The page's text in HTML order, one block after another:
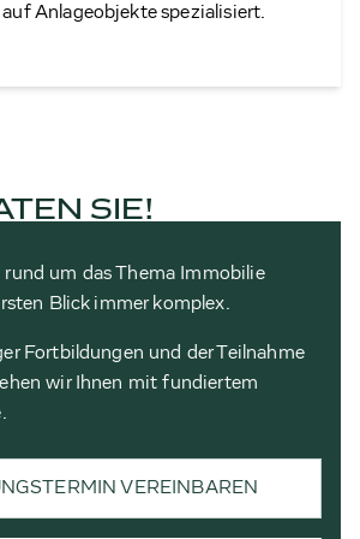
Anlageobjekte spezialisiert.
SIE!
um das Thema Immobilie
Blick immer komplex.
Fortbildungen und der Teilnahme
wir Ihnen mit fundiertem
VEREINBAREN